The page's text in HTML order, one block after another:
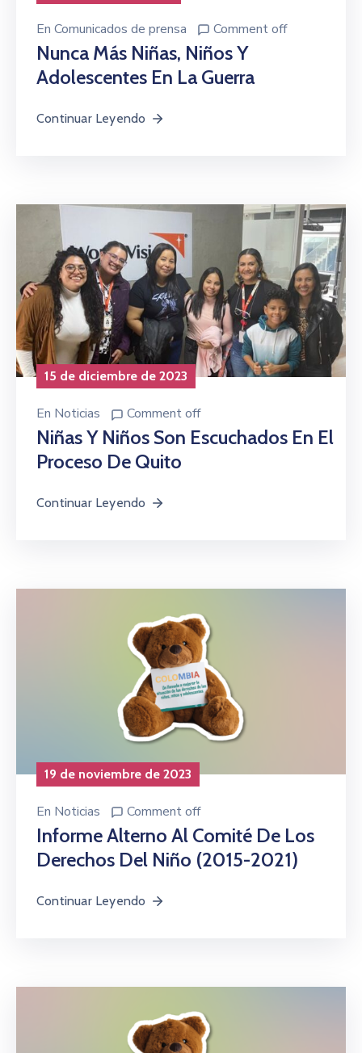
En Comunicados de prensa Comment off
Nunca Más Niñas, Niños Y
Adolescentes En La Guerra
Continuar Leyendo
15 de diciembre de 2023
En Noticias Comment off
Niñas Y Niños Son Escuchados En El
Proceso De Quito
Continuar Leyendo
19 de noviembre de 2023
En Noticias Comment off
Informe Alterno Al Comité De Los
Derechos Del Niño (2015-2021)
Continuar Leyendo